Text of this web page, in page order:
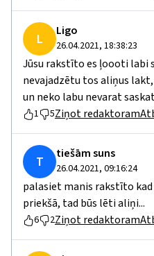
L Ligo
26.04.2021, 18:38:23
Jūsu rakstīto es ļoooti labi
nevajadzētu tos aliņus
un neko labu nevarat
1 5Ziņot redaktoram
T tiešām suns
26.04.2021, 09:16:24
palasiet manis rakstīto
priekšā, tad būs lēti aliņi...
6 2Ziņot redaktoram